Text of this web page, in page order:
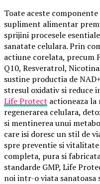
Toate aceste componente
supliment alimentar
sprijini procesele
sanatate celulara. Prin
actiune corelata, precum
Q10, Resveratrol,
sustine productia de
stresul oxidativ si reduce
Life Protect actioneaza
regenerarea celulara,
si mentinerea unui
care isi doresc un stil de
spre preventie si
completa, pura si
standarde GMP, Life
noi intr-o viata sanatoasa